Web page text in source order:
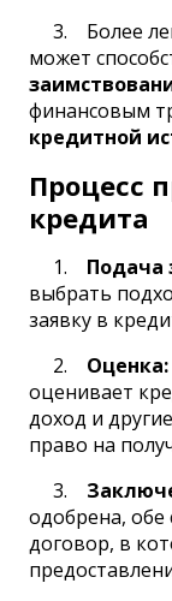
Более
может
финансовым
кредитной
Процесс
кредита
Подача
выбрать
заявку в
Оценка:
оценивает
доход и
право на
одобрена,
договор, в